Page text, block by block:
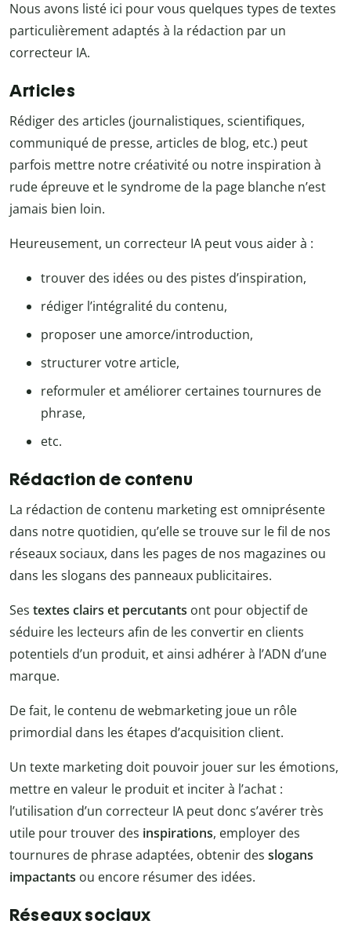
Nous avons listé ici pour vous quelques types de textes
particulièrement adaptés à la rédaction par un
correcteur IA.
Articles
Rédiger des articles (journalistiques, scientifiques,
communiqué de presse, articles de blog, etc.) peut
parfois mettre notre créativité ou notre inspiration à
rude épreuve et le syndrome de la page blanche n’est
jamais bien loin.
Heureusement, un correcteur IA peut vous aider à :
trouver des idées ou des pistes d’inspiration,
rédiger l’intégralité du contenu,
proposer une amorce/introduction,
structurer votre article,
reformuler et améliorer certaines tournures de
phrase,
etc.
Rédaction de contenu
La rédaction de contenu marketing est omniprésente
dans notre quotidien, qu’elle se trouve sur le fil de nos
réseaux sociaux, dans les pages de nos magazines ou
dans les slogans des panneaux publicitaires.
Ses textes clairs et percutants ont pour objectif de
séduire les lecteurs afin de les convertir en clients
potentiels d’un produit, et ainsi adhérer à l’ADN d’une
marque.
De fait, le contenu de webmarketing joue un rôle
primordial dans les étapes d’acquisition client.
Un texte marketing doit pouvoir jouer sur les émotions,
mettre en valeur le produit et inciter à l’achat :
l’utilisation d’un correcteur IA peut donc s’avérer très
utile pour trouver des inspirations, employer des
tournures de phrase adaptées, obtenir des slogans
impactants ou encore résumer des idées.
Réseaux sociaux